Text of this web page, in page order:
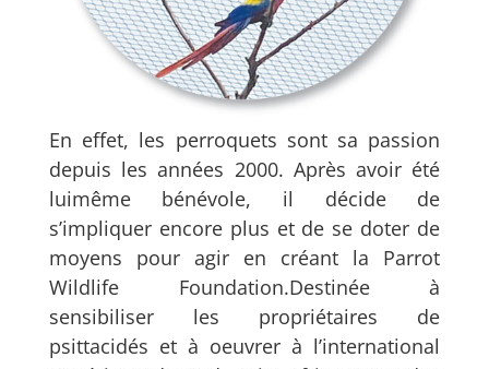
En effet, les perroquets sont sa passion
depuis les années 2000. Après avoir été
luimême bénévole, il décide de
s’impliquer encore plus et de se doter de
moyens pour agir en créant la Parrot
Wildlife Foundation.Destinée à
sensibiliser les propriétaires de
psittacidés et à oeuvrer à l’international